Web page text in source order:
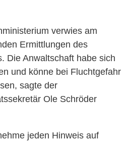
verwies am
Ermittlungen des
Die Anwaltschaft habe sich
und könne bei Fluchtgefahr
sagte der
Ole Schröder
jeden Hinweis auf